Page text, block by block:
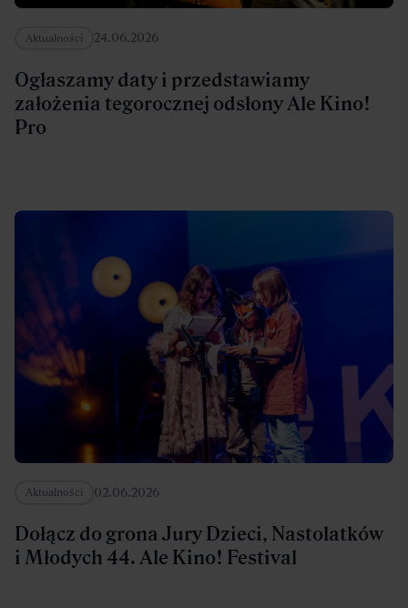
Aktualności 24.06.2026
Ogłaszamy daty i przedstawiamy
założenia tegorocznej odsłony Ale Kino!
Pro
Aktualności 02.06.2026
Dołącz do grona Jury Dzieci, Nastolatków
i Młodych 44. Ale Kino! Festival